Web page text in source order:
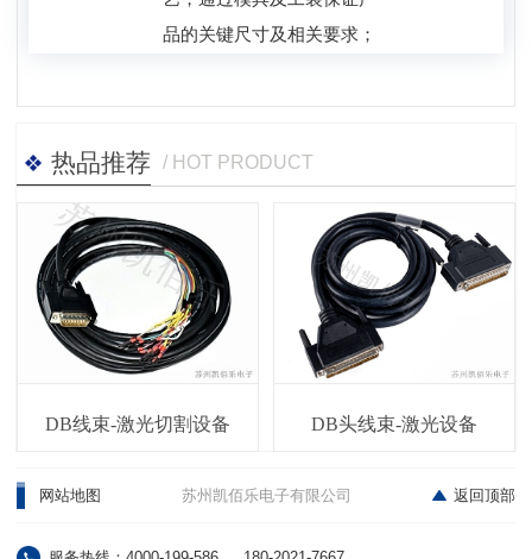
品的关键尺寸及相关要求；
热品推荐 / HOT PRODUCT
DB线束-激光切割设备 DB头线束-激光设备
网站地图 苏州凯佰乐电子有限公司 返回顶部